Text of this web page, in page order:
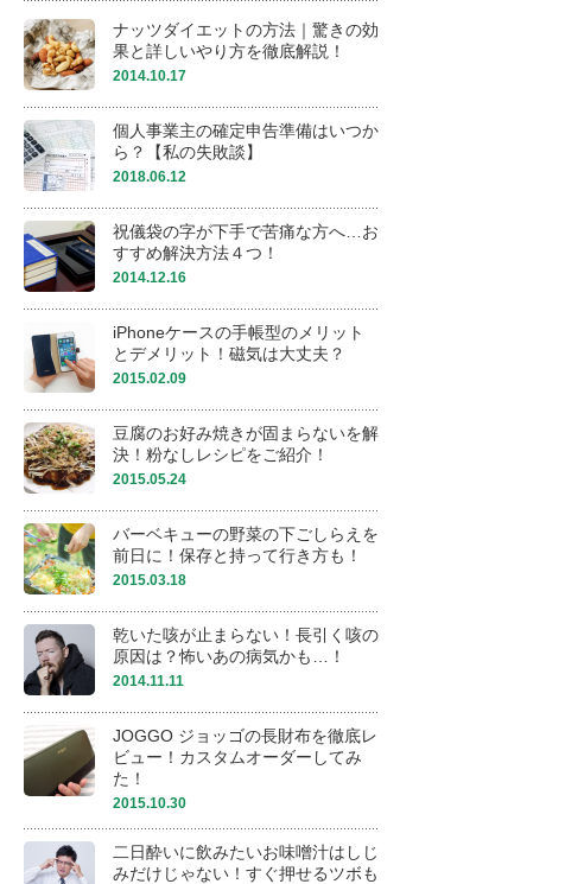
ナッツダイエットの方法｜驚きの効
果と詳しいやり方を徹底解説！
2014.10.17
個人事業主の確定申告準備はいつか
ら？【私の失敗談】
2018.06.12
祝儀袋の字が下手で苦痛な方へ…お
すすめ解決方法４つ！
2014.12.16
iPhoneケースの手帳型のメリット
とデメリット！磁気は大丈夫？
2015.02.09
豆腐のお好み焼きが固まらないを解
決！粉なしレシピをご紹介！
2015.05.24
バーベキューの野菜の下ごしらえを
前日に！保存と持って行き方も！
2015.03.18
乾いた咳が止まらない！長引く咳の
原因は？怖いあの病気かも…！
2014.11.11
JOGGO ジョッゴの長財布を徹底レ
ビュー！カスタムオーダーしてみ
た！
2015.10.30
二日酔いに飲みたいお味噌汁はしじ
みだけじゃない！すぐ押せるツボも